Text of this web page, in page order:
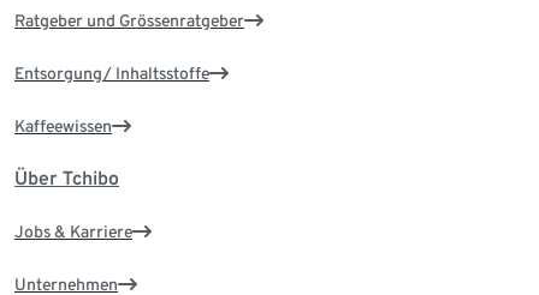
Ratgeber und Grössenratgeber
Entsorgung/ Inhaltsstoffe
Kaffeewissen
Über Tchibo
Jobs & Karriere
Unternehmen